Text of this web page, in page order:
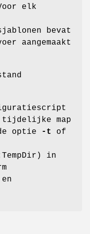
elk
bevat
aangemaakt
tijdelijke map
optie
-t
of
in